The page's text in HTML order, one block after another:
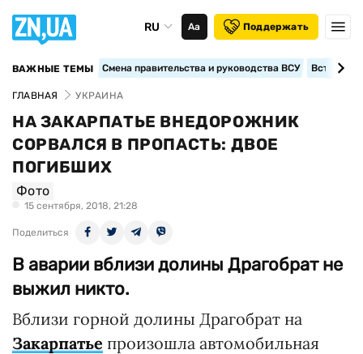
RU Аа Поддержать
ВАЖНЫЕ ТЕМЫ Смена правительства и руководства ВСУ
ГЛАВНАЯ УКРАИНА
НА ЗАКАРПАТЬЕ ВНЕДОРОЖНИК
СОРВАЛСЯ В ПРОПАСТЬ: ДВОЕ
ПОГИБШИХ
Фото
15 сентября, 2018, 21:28
Поделиться
В аварии вблизи долины Драгобрат не
выжил никто.
Вблизи горной долины Драгобрат на
Закарпатье произошла автомобильная